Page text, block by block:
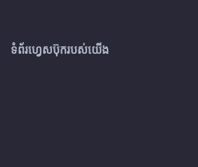
ទំព័រហ្វេសប៊ុករបស់យើង